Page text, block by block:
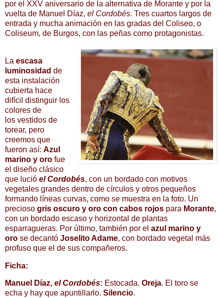
por el XXV aniversario de la alternativa de Morante y por la
vuelta de Manuel Díaz, el Cordobés. Tres cuartos largos de
entrada y mucha animación en las gradas del Coliseo, o
Coliseum, de Burgos, con las peñas como protagonistas.
La escasa
luminosidad de
esta instalación
cubierta hace
difícil distinguir los
colores de
los vestidos de
torear, pero
creemos que
fueron así: Azul
marino y oro fue
el diseño clásico
que lució el Cordobés, con un bordado con motivos
vegetales grandes dentro de círculos y otros pequeños
formando líneas curvas, como se muestra en la foto. Un
precioso gris oscuro y oro con cabos rojos para Morante,
con un bordado escaso y horizontal de plantas
esparragueras. Por último, también por el azul marino y
oro se decantó Joselito Adame, con bordado vegetal más
profuso que el de sus compañeros.
Ficha:
Manuel Díaz, el Cordobés: Estocada. Oreja. El toro se
echa y hay que apuntillarlo. Silencio.